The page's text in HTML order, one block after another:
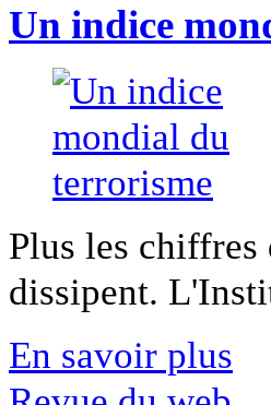
Un indice
Plus les chiffres
dissipent.
En savoir plus